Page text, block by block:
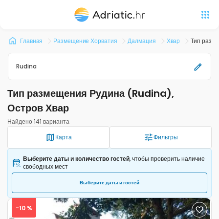
Главная Размещение Хорватия Далмация Хвар Тип
Rudina
Тип размещения Рудина (Rudina),
Остров Хвар
Найдено 141 варианта
Карта
Фильтры
Выберите даты и количество гостей, чтобы проверить наличие
свободных мест
Выберите даты и гостей
-10 %